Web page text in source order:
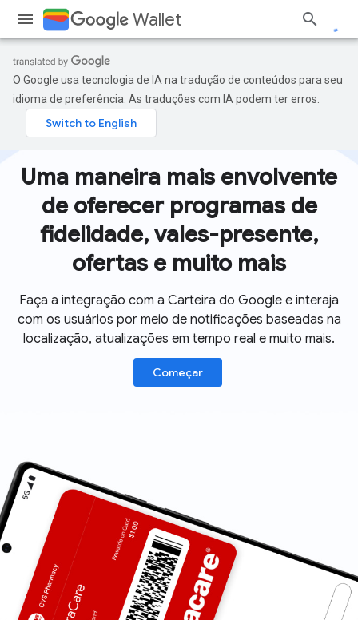
Wallet
O Google usa tecnologia de IA na tradução de conteúdos para seu
idioma de preferência. As traduções com IA podem ter erros.
Uma maneira mais envolvente
de oferecer programas de
fidelidade, vales-presente,
ofertas e muito mais
Faça a integração com a Carteira do Google e interaja
com os usuários por meio de notificações baseadas na
localização, atualizações em tempo real e muito mais.
Começar